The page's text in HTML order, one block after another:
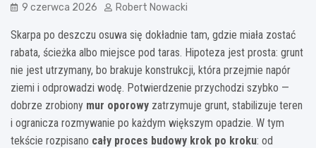
9 czerwca 2026 Robert Nowacki
Skarpa po deszczu osuwa się dokładnie tam, gdzie miała zostać
rabata, ścieżka albo miejsce pod taras. Hipoteza jest prosta: grunt
nie jest utrzymany, bo brakuje konstrukcji, która przejmie napór
ziemi i odprowadzi wodę. Potwierdzenie przychodzi szybko —
dobrze zrobiony mur oporowy zatrzymuje grunt, stabilizuje teren
i ogranicza rozmywanie po każdym większym opadzie. W tym
tekście rozpisano cały proces budowy krok po kroku: od